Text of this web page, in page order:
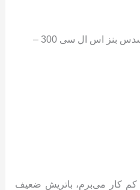
1 دیدگاه دربارهٔ «باتری مرسدس بنز اس ال سی 300 –
کم کار می‌برم، باتریش ضعیف